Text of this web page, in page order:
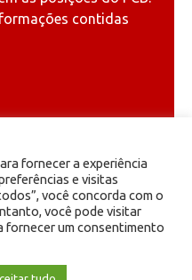
contidas
fornecer a experiência
e visitas
você concorda com o
você pode visitar
fornecer um consentimento